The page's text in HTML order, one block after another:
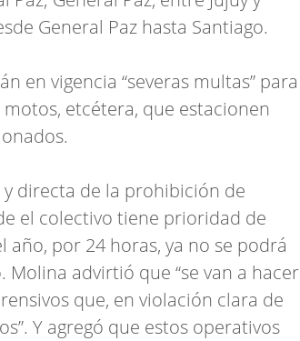
General Paz hasta Santiago.
en vigencia “severas multas” para
etcétera, que estacionen
y directa de la prohibición de
el colectivo tiene prioridad de
año, por 24 horas, ya no se podrá
advirtió que “se van a hacer
que, en violación clara de
Y agregó que estos operativos